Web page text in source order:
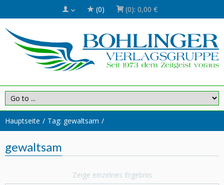
(0) (0): 0,00 €
Hauptseite Tag: gewaltsam
gewaltsam
Zeige einzelnes Ergebnis